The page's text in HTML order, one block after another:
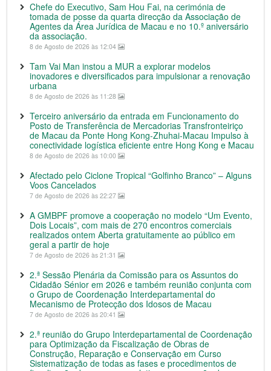
Chefe do Executivo, Sam Hou Fai, na cerimónia de
tomada de posse da quarta direcção da Associação de
Agentes da Área Jurídica de Macau e no 10.º aniversário
da associação.
8 de Agosto de 2026 às 12:04
Tam Vai Man instou a MUR a explorar modelos
inovadores e diversificados para impulsionar a renovação
urbana
8 de Agosto de 2026 às 11:28
Terceiro aniversário da entrada em Funcionamento do
Posto de Transferência de Mercadorias Transfronteiriço
de Macau da Ponte Hong Kong-Zhuhai-Macau Impulso à
conectividade logística eficiente entre Hong Kong e Macau
8 de Agosto de 2026 às 10:00
Afectado pelo Ciclone Tropical “Golfinho Branco” – Alguns
Voos Cancelados
7 de Agosto de 2026 às 22:27
A GMBPF promove a cooperação no modelo “Um Evento,
Dois Locais”, com mais de 270 encontros comerciais
realizados ontem Aberta gratuitamente ao público em
geral a partir de hoje
7 de Agosto de 2026 às 21:31
2.ª Sessão Plenária da Comissão para os Assuntos do
Cidadão Sénior em 2026 e também reunião conjunta com
o Grupo de Coordenação Interdepartamental do
Mecanismo de Protecção dos Idosos de Macau
7 de Agosto de 2026 às 20:41
2.ª reunião do Grupo Interdepartamental de Coordenação
para Optimização da Fiscalização de Obras de
Construção, Reparação e Conservação em Curso
Sistematização de todas as fases e procedimentos de